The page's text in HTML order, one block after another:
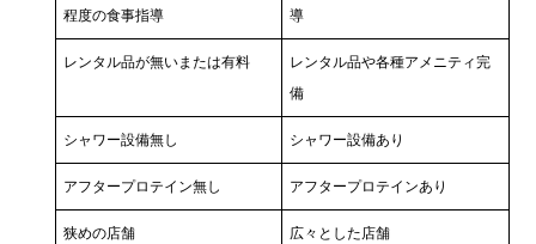
程度の食事指導
導
レンタル品が無いまたは有料
レンタル品や各種アメニティ完
備
シャワー設備無し シャワー設備あり
アフタープロテイン無し アフタープロテインあり
狭めの店舗 広々とした店舗